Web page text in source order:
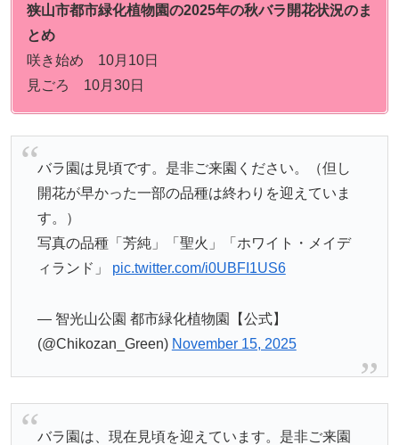
狭山市都市緑化植物園の2025年の秋バラ開花状況のま
とめ
咲き始め 10月10日
見ごろ 10月30日
バラ園は見頃です。是非ご来園ください。（但し
開花が早かった一部の品種は終わりを迎えていま
す。）
写真の品種「芳純」「聖火」「ホワイト・メイデ
ィランド」 pic.twitter.com/i0UBFI1US6
— 智光山公園 都市緑化植物園【公式】
(@Chikozan_Green) November 15, 2025
バラ園は、現在見頃を迎えています。是非ご来園